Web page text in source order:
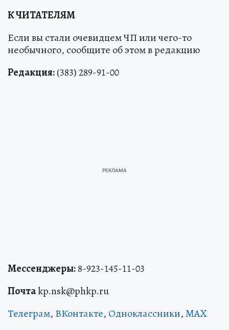
К ЧИТАТЕЛЯМ
Если вы стали очевидцем ЧП или чего-то
необычного, сообщите об этом в редакцию
Редакция:(383) 289-91-00
Мессенджеры:8-923-145-11-03
Почтаkp.nsk@phkp.ru
Телеграм, ВКонтакте, Одноклассники,MAX